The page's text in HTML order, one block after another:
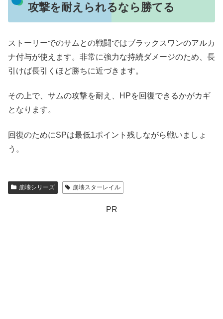
攻撃を耐えられるなら勝てる
ストーリーでのサムとの戦闘ではブラックスワンのアルカ
ナ付与が使えます。非常に強力な持続ダメージのため、長
引けば長引くほど勝ちに近づきます。
その上で、サムの攻撃を耐え、HPを回復できるかがカギ
となります。
回復のためにSPは最低1ポイント残しながら戦いましょ
う。
崩壊シリーズ 崩壊スターレイル
PR